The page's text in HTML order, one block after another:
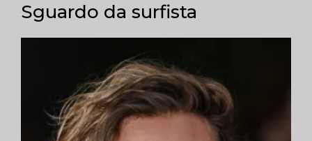
Sguardo da surfista